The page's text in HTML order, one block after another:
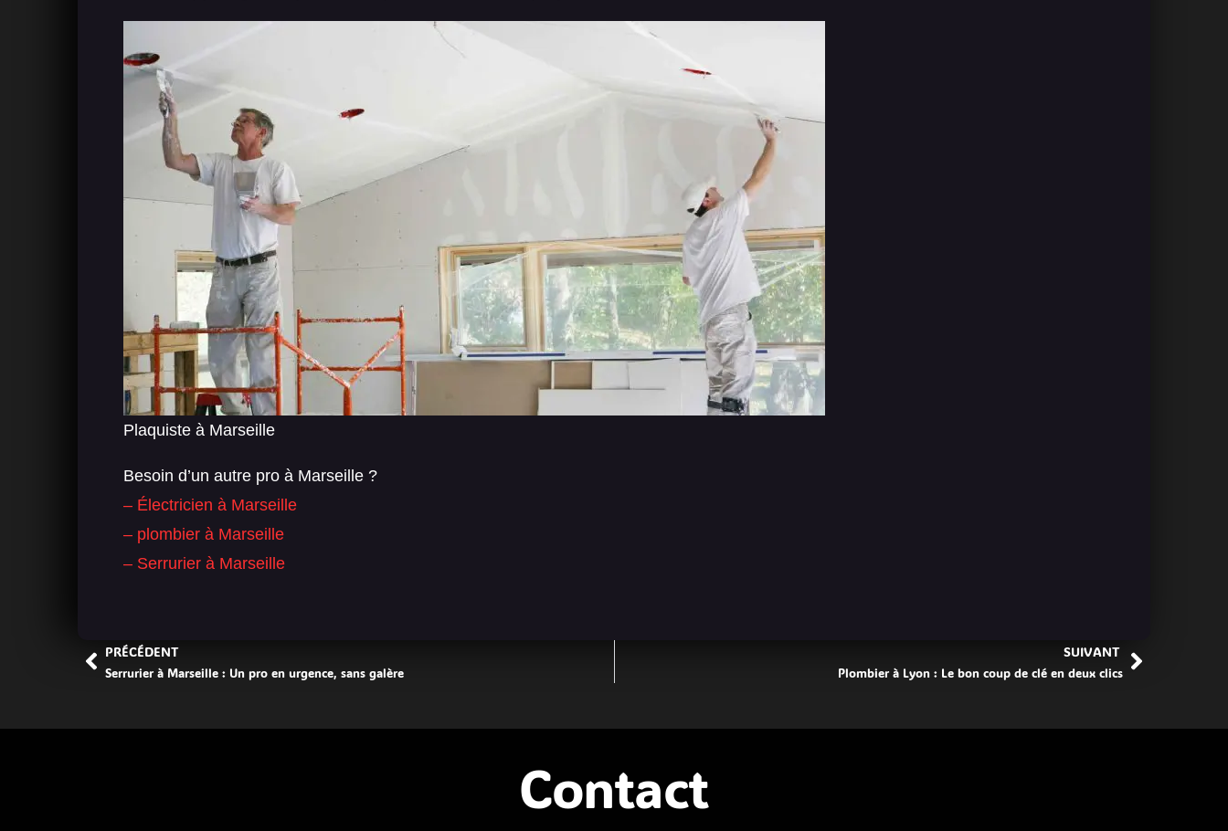
Plaquiste à Marseille
Besoin d’un autre pro à Marseille ?
– Électricien à Marseille
– plombier à Marseille
– Serrurier à Marseille
PRÉCÉDENT
Serrurier à Marseille : Un pro en urgence, sans galère
SUIVANT
Plombier à Lyon : Le bon coup de clé en deux clics
Contact